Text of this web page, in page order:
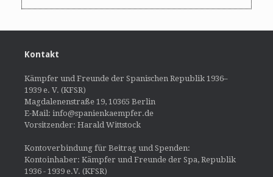
Kontakt
Kämpfer und Freunde der Spanischen Republik 1936–
1939 e. V. (KFSR)
Magdalenenstraße 19, 10365 Berlin
E-Mail: info@spanienkaempfer.de
Vorsitzender: Harald Wittstock
Kontoverbindung für Beitrag und Spenden:
Kontoinhaber: Kämpfer und Freunde der Spa, Republik
1936 - 1939 e.V. (KFSR)